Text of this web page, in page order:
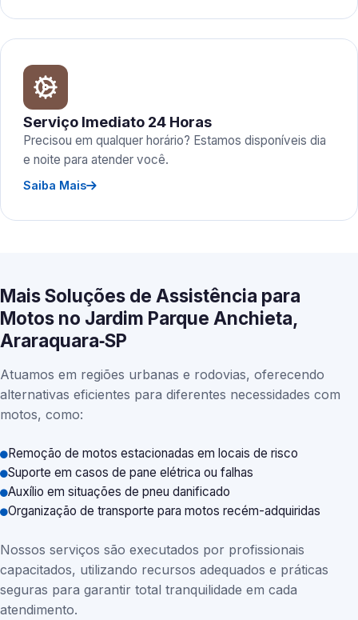
Serviço Imediato 24 Horas
Precisou em qualquer horário? Estamos disponíveis dia
e noite para atender você.
Saiba Mais
Mais Soluções de Assistência para
Motos no Jardim Parque Anchieta,
Araraquara‑SP
Atuamos em regiões urbanas e rodovias, oferecendo
alternativas eficientes para diferentes necessidades com
motos, como:
Remoção de motos estacionadas em locais de risco
Suporte em casos de pane elétrica ou falhas
Auxílio em situações de pneu danificado
Organização de transporte para motos recém-adquiridas
Nossos serviços são executados por profissionais
capacitados, utilizando recursos adequados e práticas
seguras para garantir total tranquilidade em cada
atendimento.